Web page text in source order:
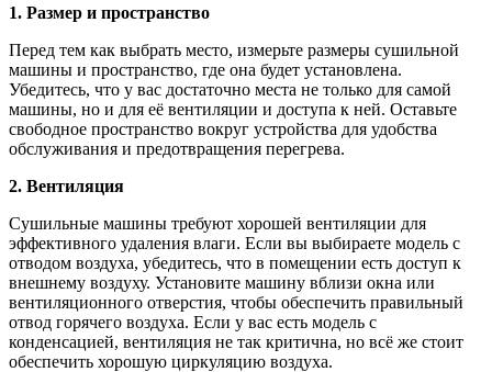
1. Размер и пространство
Перед тем как выбрать место, измерьте размеры сушильной
машины и пространство, где она будет установлена.
Убедитесь, что у вас достаточно места не только для самой
машины, но и для её вентиляции и доступа к ней. Оставьте
свободное пространство вокруг устройства для удобства
обслуживания и предотвращения перегрева.
2. Вентиляция
Сушильные машины требуют хорошей вентиляции для
эффективного удаления влаги. Если вы выбираете модель с
отводом воздуха, убедитесь, что в помещении есть доступ к
внешнему воздуху. Установите машину вблизи окна или
вентиляционного отверстия, чтобы обеспечить правильный
отвод горячего воздуха. Если у вас есть модель с
конденсацией, вентиляция не так критична, но всё же стоит
обеспечить хорошую циркуляцию воздуха.